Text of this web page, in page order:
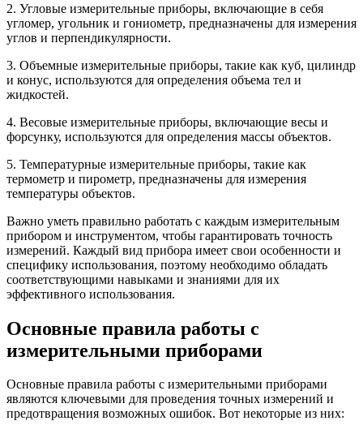
2. Угловые измерительные приборы, включающие в себя
угломер, угольник и гониометр, предназначены для измерения
углов и перпендикулярности.
3. Объемные измерительные приборы, такие как куб, цилиндр
и конус, используются для определения объема тел и
жидкостей.
4. Весовые измерительные приборы, включающие весы и
форсунку, используются для определения массы объектов.
5. Температурные измерительные приборы, такие как
термометр и пирометр, предназначены для измерения
температуры объектов.
Важно уметь правильно работать с каждым измерительным
прибором и инструментом, чтобы гарантировать точность
измерений. Каждый вид прибора имеет свои особенности и
специфику использования, поэтому необходимо обладать
соответствующими навыками и знаниями для их
эффективного использования.
Основные правила работы с
измерительными приборами
Основные правила работы с измерительными приборами
являются ключевыми для проведения точных измерений и
предотвращения возможных ошибок. Вот некоторые из них: